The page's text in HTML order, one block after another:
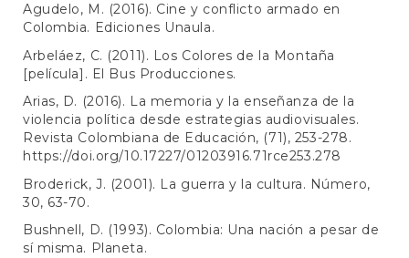
Agudelo, M. (2016). Cine y conflicto armado en
Colombia. Ediciones Unaula.
Arbeláez, C. (2011). Los Colores de la Montaña
[película]. El Bus Producciones.
Arias, D. (2016). La memoria y la enseñanza de la
violencia política desde estrategias audiovisuales.
Revista Colombiana de Educación, (71), 253-278.
https://doi.org/10.17227/01203916.71rce253.278
Broderick, J. (2001). La guerra y la cultura. Número,
30, 63-70.
Bushnell, D. (1993). Colombia: Una nación a pesar de
sí misma. Planeta.